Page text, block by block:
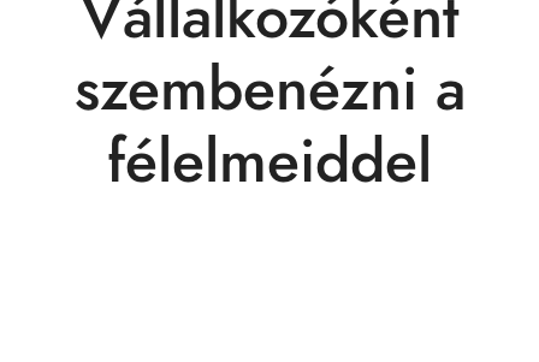
Vállalkozóként
szembenézni a
félelmeiddel